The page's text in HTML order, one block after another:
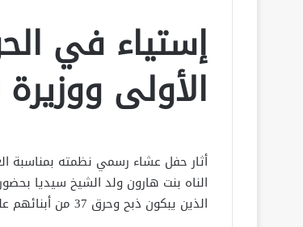
إستياء في
الأولى
أثار حفل عشاء رسمي نظمته بمناسبة
الناه بنت هارون ولد الشيخ سيديا
الذين يبكون ذبح وحرق 37 من أبنائهم على يد الجيش المالي وقوة فاغنر الروسية عند ربينة العطاي.